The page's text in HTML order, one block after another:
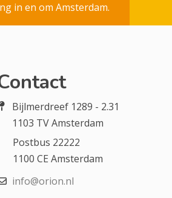
in en om Amsterdam.
Bijlmerdreef 1289 - 2.31
1103 TV Amsterdam
Postbus 22222
1100 CE Amsterdam
info@orion.nl